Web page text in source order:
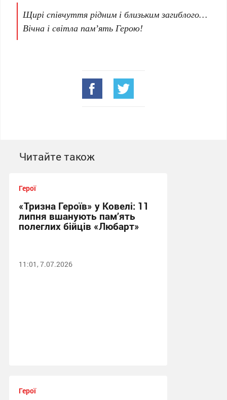
Щирі співчуття рідним і близьким загиблого…
Вічна і світла пам’ять Герою!
Читайте також
Герої
«Тризна Героїв» у Ковелі: 11
липня вшанують пам’ять
полеглих бійців «Любарт»
11:01, 7.07.2026
Герої